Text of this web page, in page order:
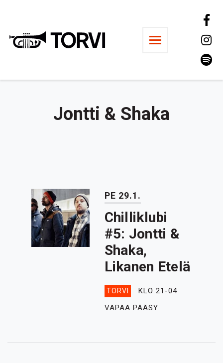
Ravintola Torvi
Jontti & Shaka
PE 29.1.
Chilliklubi
#5: Jontti &
Shaka,
Likanen Etelä
TORVI
KLO 21-04
VAPAA PÄÄSY